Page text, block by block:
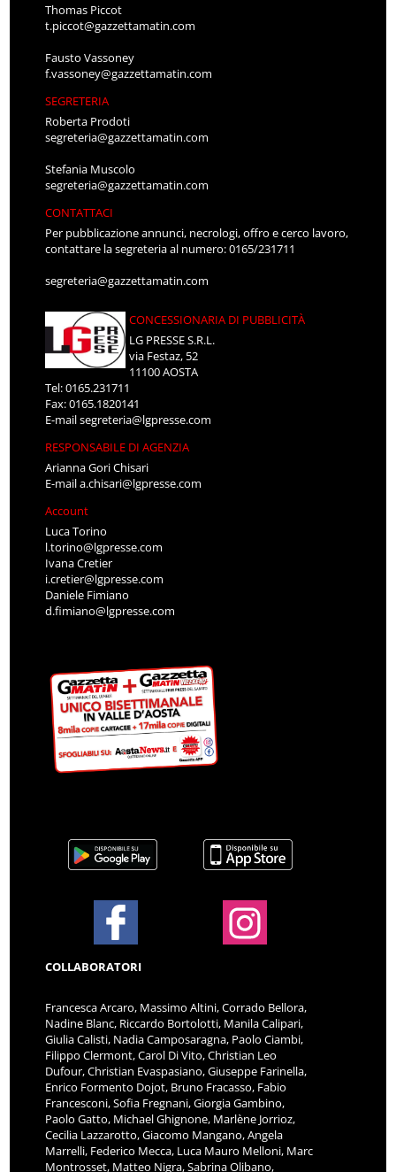
Thomas Piccot
t.piccot@gazzettamatin.com
Fausto Vassoney
f.vassoney@gazzettamatin.com
SEGRETERIA
Roberta Prodoti
segreteria@gazzettamatin.com
Stefania Muscolo
segreteria@gazzettamatin.com
CONTATTACI
Per pubblicazione annunci, necrologi, offro e cerco lavoro,
contattare la segreteria al numero: 0165/231711
segreteria@gazzettamatin.com
CONCESSIONARIA DI PUBBLICITÀ
LG PRESSE S.R.L.
via Festaz, 52
11100 AOSTA
Tel: 0165.231711
Fax: 0165.1820141
E-mailsegreteria@lgpresse.com
RESPONSABILE DI AGENZIA
Arianna Gori Chisari
E-maila.chisari@lgpresse.com
Account
Luca Torino
l.torino@lgpresse.com
Ivana Cretier
i.cretier@lgpresse.com
Daniele Fimiano
d.fimiano@lgpresse.com
COLLABORATORI
Francesca Arcaro, Massimo Altini, Corrado Bellora,
Nadine Blanc, Riccardo Bortolotti, Manila Calipari,
Giulia Calisti, Nadia Camposaragna, Paolo Ciambi,
Filippo Clermont, Carol Di Vito, Christian Leo
Dufour, Christian Evaspasiano, Giuseppe Farinella,
Enrico Formento Dojot, Bruno Fracasso, Fabio
Francesconi, Sofia Fregnani, Giorgia Gambino,
Paolo Gatto, Michael Ghignone, Marlène Jorrioz,
Cecilia Lazzarotto, Giacomo Mangano, Angela
Marrelli, Federico Mecca, Luca Mauro Melloni, Marc
Montrosset, Matteo Nigra, Sabrina Olibano,